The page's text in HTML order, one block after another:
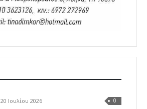
20 Ιουλίου 2026 0